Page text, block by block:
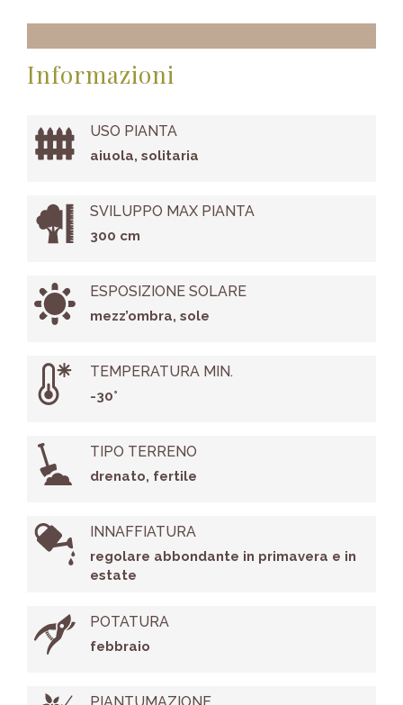
Informazioni
USO PIANTA
aiuola, solitaria
SVILUPPO MAX PIANTA
300 cm
ESPOSIZIONE SOLARE
mezz’ombra, sole
TEMPERATURA MIN.
-30°
TIPO TERRENO
drenato, fertile
INNAFFIATURA
regolare abbondante in primavera e in
estate
POTATURA
febbraio